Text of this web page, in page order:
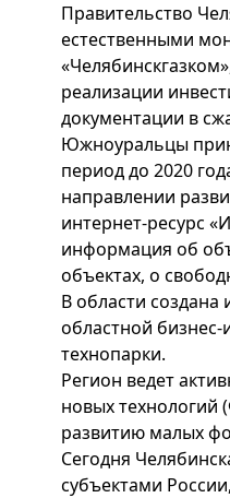
Правительство
естественными
реализации
документации в
Южноуральцы
период до 2020
направлении
интернет-ресурс
информация об
объектах, о
В области
областной
технопарки.
Регион ведет
новых
развитию малых
Сегодня
субъектами